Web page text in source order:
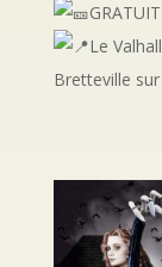
GRATUIT
Le
Bretteville